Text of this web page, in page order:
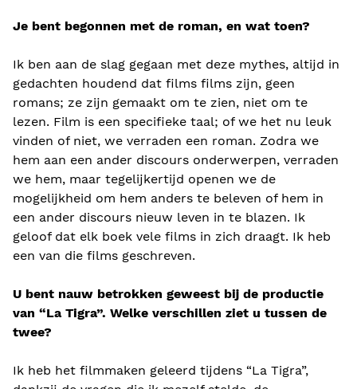
Je bent begonnen met de roman, en wat toen?
Ik ben aan de slag gegaan met deze mythes, altijd in
gedachten houdend dat films films zijn, geen
romans; ze zijn gemaakt om te zien, niet om te
lezen. Film is een specifieke taal; of we het nu leuk
vinden of niet, we verraden een roman. Zodra we
hem aan een ander discours onderwerpen, verraden
we hem, maar tegelijkertijd openen we de
mogelijkheid om hem anders te beleven of hem in
een ander discours nieuw leven in te blazen. Ik
geloof dat elk boek vele films in zich draagt. Ik heb
een van die films geschreven.
U bent nauw betrokken geweest bij de productie
van “La Tigra”. Welke verschillen ziet u tussen de
twee?
Ik heb het filmmaken geleerd tijdens “La Tigra”,